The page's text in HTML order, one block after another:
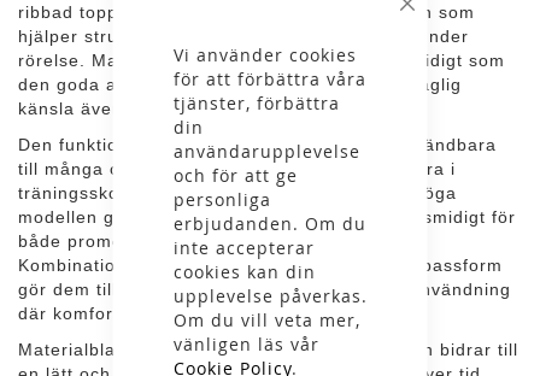
Stäng
Vi använder cookies
för att förbättra våra
tjänster, förbättra
din
användarupplevelse
och för att ge
personliga
erbjudanden. Om du
inte accepterar
cookies kan din
upplevelse påverkas.
Om du vill veta mer,
vänligen läs vår
Cookie Policy.
ribbad topp och elastisk konstruktion runt foten som
hjälper strumporna att sitta bekvämt på plats under
rörelse. Materialet är luftigt och slitstarkt samtidigt som
den goda andningsförmågan bidrar till en behaglig
känsla även under mer aktiva stunder.
Den funktionella designen gör strumporna användbara
till många olika aktiviteter och de passar lika bra i
träningsskor som till vardagsskor. Den kvartshöga
modellen ger ett sportigt uttryck och fungerar smidigt för
både promenader, träning och lediga dagar.
Kombinationen av mjuka material och flexibel passform
gör dem till ett praktiskt alternativ för daglig användning
där komfort står i fokus.
Materialblandningen med polyester och elastan bidrar till